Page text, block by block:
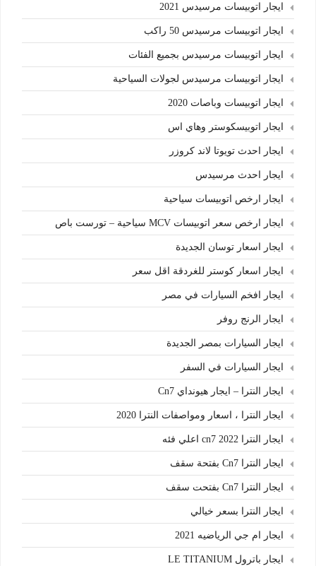
ايجار اتوبيسات مرسيدس 2021
ايجار اتوبيسات مرسيدس 50 راكب
ايجار اتوبيسات مرسيدس بجميع الفئات
ايجار اتوبيسات مرسيدس لجولات السياحية
ايجار اتوبيسات وباصات 2020
ايجار اتوبيسكوستر وهاي اس
ايجار احدث تويوتا لاند كروزر
ايجار احدث مرسيدس
ايجار ارخص اتوبيسات سياحية
ايجار ارخص سعر اتوبيسات MCV سياحية – تورست باص
ايجار اسعار توسان الجديدة
ايجار اسعار كوستر للغردقة اقل سعر
ايجار افخم السيارات في مصر
ايجار الرنج روفر
ايجار السيارات بمصر الجديدة
ايجار السيارات في السفر
ايجار النترا – ايجار هيونداي Cn7
ايجار النترا ، اسعار ومواصفات النترا 2020
ايجار النترا cn7 2022 اعلي فئه
ايجار النترا Cn7 بفتحة سقف
ايجار النترا Cn7 بفتحت سقف
ايجار النترا بسعر خيالي
ايجار ام جي الرياضيه 2021
ايجار باترول LE TITANIUM